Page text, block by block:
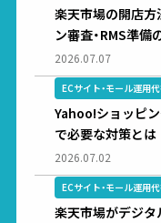
楽天市場の開店方
ン審査・RMS準備
2026.07.07
ECサイト・モール運用
Yahoo!ショッピ
で必要な対策とは
2026.07.02
ECサイト・モール運用
楽天市場がデジ